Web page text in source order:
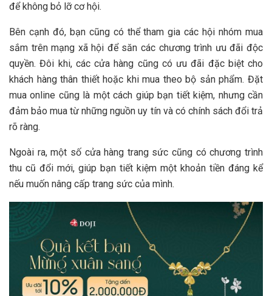
để không bỏ lỡ cơ hội.
Bên cạnh đó, bạn cũng có thể tham gia các hội nhóm mua
sắm trên mạng xã hội để săn các chương trình ưu đãi độc
quyền. Đôi khi, các cửa hàng cũng có ưu đãi đặc biệt cho
khách hàng thân thiết hoặc khi mua theo bộ sản phẩm. Đặt
mua online cũng là một cách giúp bạn tiết kiệm, nhưng cần
đảm bảo mua từ những nguồn uy tín và có chính sách đổi trả
rõ ràng.
Ngoài ra, một số cửa hàng trang sức cũng có chương trình
thu cũ đổi mới, giúp bạn tiết kiệm một khoản tiền đáng kể
nếu muốn nâng cấp trang sức của mình.